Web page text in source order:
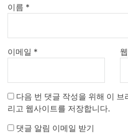
이름 *
이메일 *
다음 번 댓글 작성을 위해 이
리고 웹사이트를 저장합니다.
댓글 알림 이메일 받기